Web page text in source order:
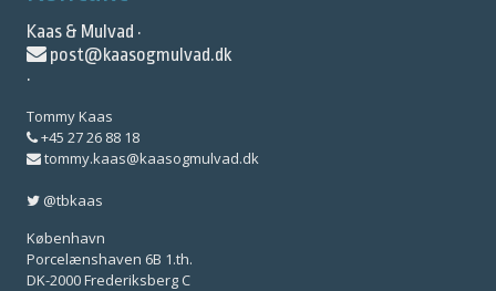
Kaas & Mulvad ·
post@kaasogmulvad.dk
·
Tommy Kaas
+45 27 26 88 18
tommy.kaas@kaasogmulvad.dk
@tbkaas
København
Porcelænshaven 6B 1.th.
DK-2000 Frederiksberg C